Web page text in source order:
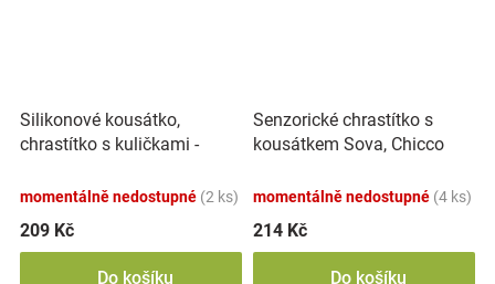
Silikonové kousátko,
chrastítko s kuličkami -
momentálně nedostupné (2 ks)
209 Kč
Do košíku
Senzorické chrastítko s
kousátkem Sova, Chicco
momentálně nedostupné (4 ks)
214 Kč
Do košíku